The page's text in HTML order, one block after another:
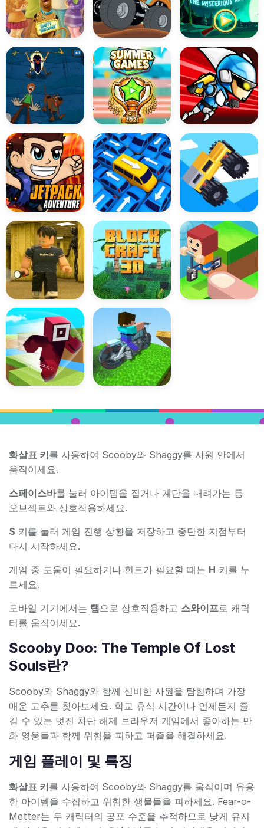
화살표 키를 사용하여 Scooby와 Shaggy를 사원 안에서
움직이세요.
스페이스바를 눌러 아이템을 집거나 계단을 내려가는 등
오브젝트와 상호작용하세요.
S 키를 눌러 게임 진행 상황을 저장하고 중단한 지점부터
다시 시작하세요.
게임 중 도움이 필요하거나 힌트가 필요할 때는 H 키를 누
르세요.
모바일 기기에서는 탭으로 상호작용하고 스와이프로 캐릭
터를 움직이세요.
Scooby Doo: The Temple Of Lost
Souls란?
Scooby와 Shaggy와 함께 신비한 사원을 탐험하며 가장
매운 고추를 찾아보세요. 학교 휴식 시간이나 언제든지 즐
길 수 있는 멋진 차단 해제 브라우저 게임에서 좋아하는 만
화 영웅들과 함께 위험을 피하고 퍼즐을 해결하세요.
게임 플레이 및 특징
화살표 키를 사용하여 Scooby와 Shaggy를 움직이며 유용
한 아이템을 수집하고 위험한 생물들을 피하세요. Fear-o-
Metter는 두 캐릭터의 공포 수준을 추적하므로 낮게 유지